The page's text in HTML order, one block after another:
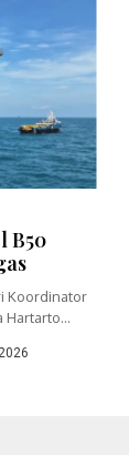
B50
Koordinator
Hartarto